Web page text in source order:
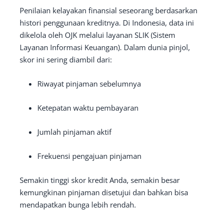
Penilaian kelayakan finansial seseorang berdasarkan
histori penggunaan kreditnya. Di Indonesia, data ini
dikelola oleh OJK melalui layanan SLIK (Sistem
Layanan Informasi Keuangan). Dalam dunia pinjol,
skor ini sering diambil dari:
Riwayat pinjaman sebelumnya
Ketepatan waktu pembayaran
Jumlah pinjaman aktif
Frekuensi pengajuan pinjaman
Semakin tinggi skor kredit Anda, semakin besar
kemungkinan pinjaman disetujui dan bahkan bisa
mendapatkan bunga lebih rendah.